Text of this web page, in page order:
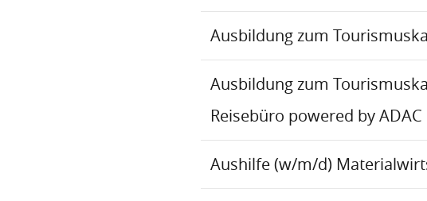
Ausbildung zum
Ausbildung zum
Reisebüro powered by ADAC
Aushilfe (w/m/d)